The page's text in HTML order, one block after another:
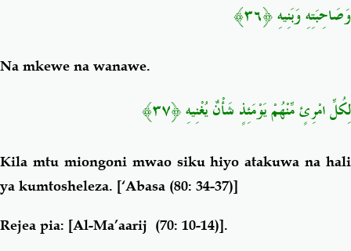
وَصَاحِبَتِهِ وَبَنِيهِ ﴿٣٦﴾
Na mkewe na wanawe.
لِكُلِّ امْرِئٍ مِّنْهُمْ يَوْمَئِذٍ شَأْنٌ يُغْنِيهِ ﴿٣٧﴾
Kila mtu miongoni mwao siku hiyo atakuwa na hali
ya kumtosheleza. [‘Abasa (80: 34-37)]
Rejea pia: [Al-Ma’aarij (70: 10-14)].